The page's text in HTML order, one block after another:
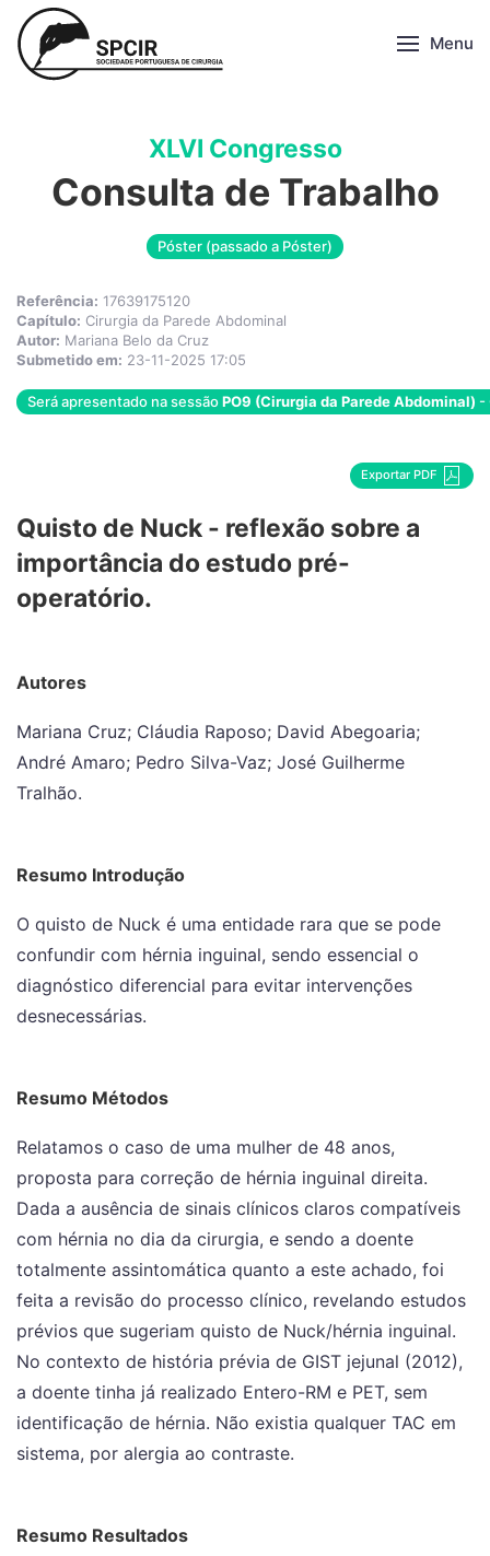
Menu
XLVI Congresso
Consulta de Trabalho
Póster (passado a Póster)
Referência: 17639175120
Capítulo: Cirurgia da Parede Abdominal
Autor: Mariana Belo da Cruz
Submetido em: 23-11-2025 17:05
Será apresentado na sessãoPO9 (Cirurgia da Parede Abdominal) -
Exportar PDF
Quisto de Nuck - reflexão sobre a
importância do estudo pré-
operatório.
Autores
Mariana Cruz; Cláudia Raposo; David Abegoaria;
André Amaro; Pedro Silva-Vaz; José Guilherme
Tralhão.
Resumo Introdução
O quisto de Nuck é uma entidade rara que se pode
confundir com hérnia inguinal, sendo essencial o
diagnóstico diferencial para evitar intervenções
desnecessárias.
Resumo Métodos
Relatamos o caso de uma mulher de 48 anos,
proposta para correção de hérnia inguinal direita.
Dada a ausência de sinais clínicos claros compatíveis
com hérnia no dia da cirurgia, e sendo a doente
totalmente assintomática quanto a este achado, foi
feita a revisão do processo clínico, revelando estudos
prévios que sugeriam quisto de Nuck/hérnia inguinal.
No contexto de história prévia de GIST jejunal (2012),
a doente tinha já realizado Entero-RM e PET, sem
identificação de hérnia. Não existia qualquer TAC em
sistema, por alergia ao contraste.
Resumo Resultados